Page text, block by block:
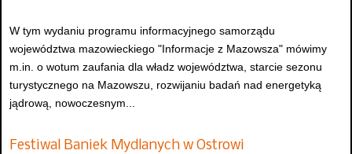
W tym wydaniu programu informacyjnego samorządu
województwa mazowieckiego "Informacje z Mazowsza" mówimy
m.in. o wotum zaufania dla władz województwa, starcie sezonu
turystycznego na Mazowszu, rozwijaniu badań nad energetyką
jądrową, nowoczesnym...
Festiwal Baniek Mydlanych w Ostrowi